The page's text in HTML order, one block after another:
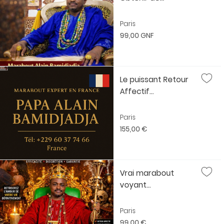
Paris
99,00 GNF
Le puissant Retour
Affectif...
Paris
155,00 €
Vrai marabout
voyant...
Paris